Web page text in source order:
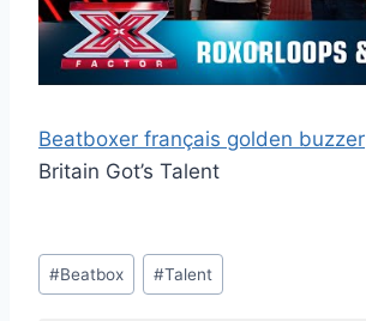
Beatboxer français golden buzzer
Britain Got’s Talent
Étiquettes
de
#Beatbox #Talent